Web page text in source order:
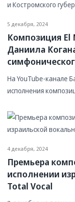
5 декабря, 2024
Композиция El
Даниила
На YouTube-канале
исполнения
4 декабря, 2024
Премьера
исполнении
Total Vocal